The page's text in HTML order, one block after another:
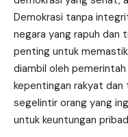
Demokrasi tanpa
negara yang rapuh dan
penting untuk
diambil oleh
kepentingan rakyat
segelintir orang yang
untuk keuntungan